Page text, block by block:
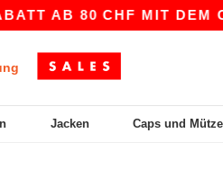
80 CHF MIT DEM CODE
Jacken Caps und